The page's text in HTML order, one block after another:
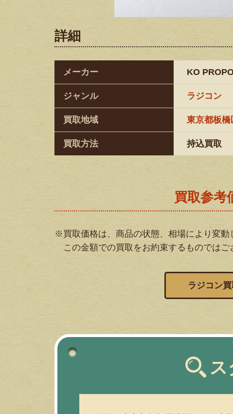
詳細
メーカー KO
ジャンル ラジコン
買取地域 東京都板橋
買取方法 持込買取
買取参考
※買取価格は、商品の状態、相場により変動
この金額での買取をお約束するものではご
ラジコン
ス